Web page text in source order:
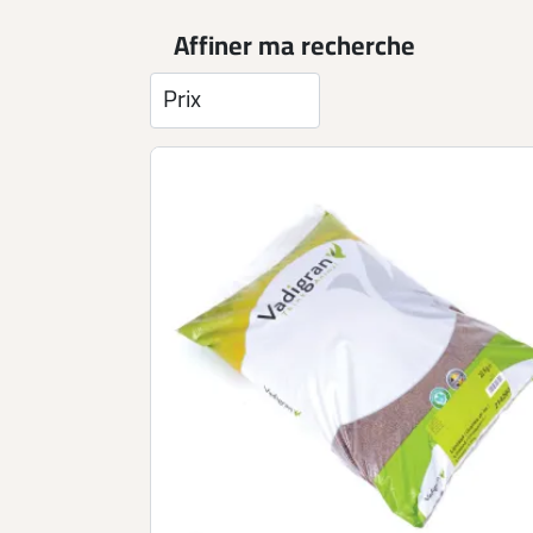
Affiner ma recherche
Prix